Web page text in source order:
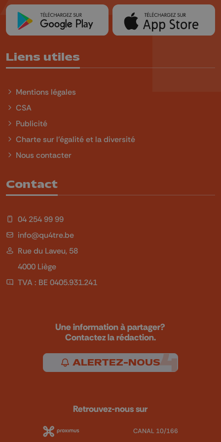
Liens utiles
Mentions légales
CSA
Publicité
Charte sur l'égalité et la diversité
Nous contacter
Contact
04 254 99 99
info@qu4tre.be
Rue du Laveu, 58
4000 Liège
TVA : BE 0405.931.241
Une information à partager?
Contactez la rédaction.
ALERTEZ-NOUS
Retrouvez-nous sur
CANAL 10/166